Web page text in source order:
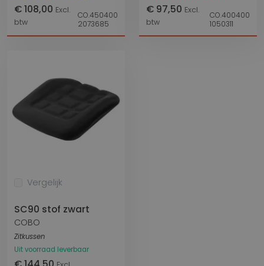
€ 108,00 Excl.
btw
CO.450400
2073685
€ 97,50 Excl.
btw
CO.400400
1050311
Vergelijk
SC90 stof zwart
COBO
Zitkussen
Uit voorraad leverbaar